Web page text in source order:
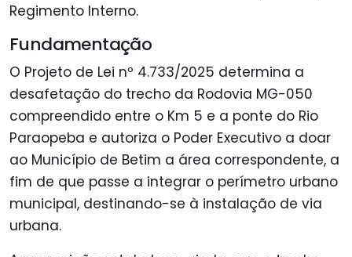
Regimento Interno.
Fundamentação
O Projeto de Lei nº 4.733/2025 determina a
desafetação do trecho da Rodovia MG-050
compreendido entre o Km 5 e a ponte do Rio
Paraopeba e autoriza o Poder Executivo a doar
ao Município de Betim a área correspondente, a
fim de que passe a integrar o perímetro urbano
municipal, destinando-se à instalação de via
urbana.